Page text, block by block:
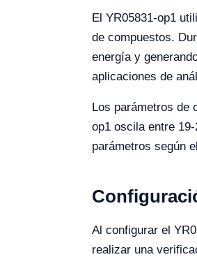
El YR05831-op1
de compuestos.
energía y
aplicaciones de
Los parámetros de
op1 oscila entre
parámetros según
Al configurar el
realizar una